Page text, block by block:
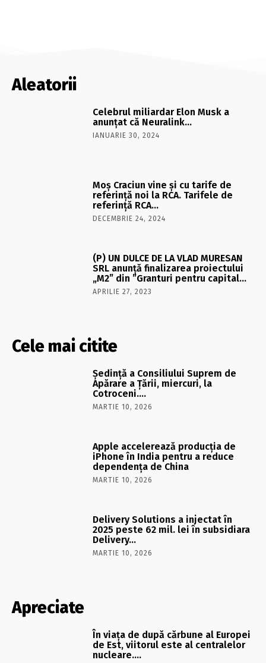
Aleatorii
Celebrul miliardar Elon Musk a
anunţat că Neuralink…
IANUARIE 30, 2024
Moş Craciun vine şi cu tarife de
referinţă noi la RCA. Tarifele de
referinţă RCA…
DECEMBRIE 24, 2024
(P) UN DULCE DE LA VLAD MURESAN
SRL anunță finalizarea proiectului
„M2” din ”Granturi pentru capital…
APRILIE 27, 2023
Cele mai citite
Şedinţă a Consiliului Suprem de
Apărare a Ţării, miercuri, la
Cotroceni….
MARTIE 10, 2026
Apple accelerează producția de
iPhone în India pentru a reduce
dependența de China
MARTIE 10, 2026
Delivery Solutions a injectat în
2025 peste 62 mil. lei în subsidiara
Delivery…
MARTIE 10, 2026
Apreciate
În viaţa de după cărbune al Europei
de Est, viitorul este al centralelor
nucleare….